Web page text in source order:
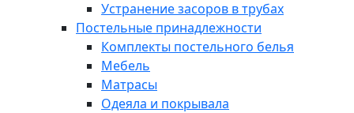
Устранение засоров в трубах
Постельные принадлежности
Комплекты постельного белья
Мебель
Матрасы
Одеяла и покрывала